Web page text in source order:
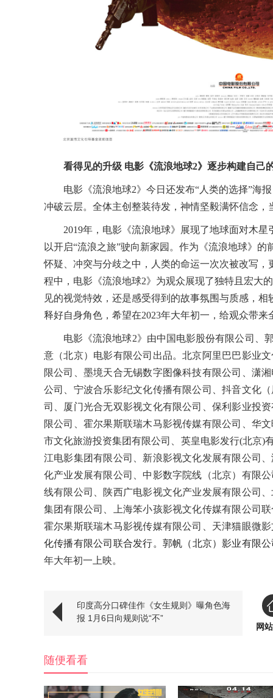
看得见的升级 电影《流浪地球2》逐步构建自己
电影《流浪地球2》今日还发布“人类的选择”海
冲破云层。全体主创整装待发，神情坚毅满怀信念，
2019年，电影《流浪地球》展现了地球面对木星
以开启“流浪之旅”驶向新家园。作为《流浪地球》的
怀疑、冲突与分歧之中，人类的命运一次次被改写
程中，电影《流浪地球2》为观众展现了独特且宏大
见的视觉特效，还是感受得到的故事氛围与质感，
释好自身角色，希望在2023年大年初一，给观众带来
电影《流浪地球2》由中国电影股份有限公司、
意（北京）电影有限公司出品。北京阿里巴巴影业
限公司、墨境天合无锡数字图像科技有限公司、潇
公司、宁波合乐影纪文化传播有限公司、抖音文化
司、厦门光合无双影视文化有限公司、保利影业投
限公司、霍尔果斯联瑞木马影视传媒有限公司、华
市文化旅游投资集团有限公司、英皇电影发行(北京)
江电影集团有限公司、新浪影视文化发展有限公司
化产业发展有限公司、中影数字院线（北京）有限
线有限公司、陕西广电影视文化产业发展有限公司
集团有限公司、上海笨小孩影视文化传媒有限公司
霍尔果斯联瑞木马影视传媒有限公司、天津猫眼微
化传播有限公司 联合发行。 郭帆（北京）影业有限
年大年初一上映。
印度高分口碑佳作《女生规则》曝角色海
报 1月6日向规则说“不”
网
随便看看